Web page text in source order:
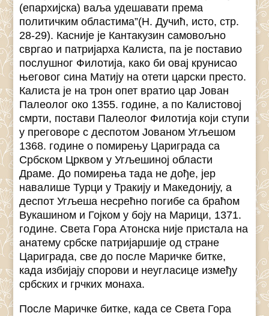
(епархијска) ваља удешавати према
политичким областима”(Н. Дучић, исто, стр.
28-29). Касније је Кантакузин самовољно
свргао и патријарха Калиста, па је поставио
послушног Филотија, како би овај крунисао
његовог сина Матију на отети царски престо.
Калиста је на трон опет вратио цар Јован
Палеолог око 1355. године, а по Калистовој
смрти, постави Палеолог Филотија који ступи
у преговоре с деспотом Јованом Угљешом
1368. године о помирењу Цариграда са
Србском Црквом у Угљешиној области
Драме. До помирења тада не дође, јер
навалише Турци у Тракију и Македонију, а
деспот Угљеша несрећно погибе са браћом
Вукашином и Гојком у боју на Марици, 1371.
године. Света Гора Атонска није пристала на
анатему србске патријаршије од стране
Цариграда, све до после Маричке битке,
када избијају спорови и неугласице између
србских и грчких монаха.
После Маричке битке, када се Света Гора